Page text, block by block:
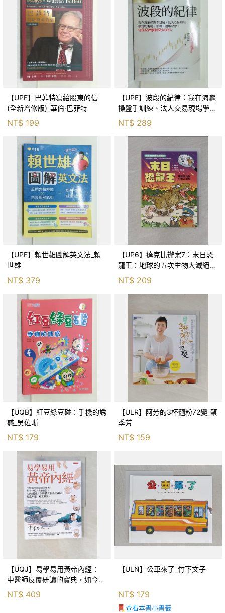
【UPE】巴菲特寫給股東的信
(全新增修版)_華倫‧巴菲特
NT$ 199
【UPE】波段的紀律：我在海龜
操盤手訓練、法人交易現場學到
的進場、加碼、退場紀律，守住
紀律獲利至少50％_雷老闆
NT$ 289
【UPE】賴世雄圖解英文法_賴
世雄
NT$ 379
【UP6】達克比辦案7：末日恐
龍王：地球的五次生物大滅絕_
胡妙芬
NT$ 209
【UQB】紅豆綠豆碰：手機的誘
惑_吳佐晰
NT$ 179
【ULR】阿芳的3杯麵粉72變_蔡
季芳
NT$ 159
【UQJ】易學易用黃帝內經：
中醫師反覆研讀的寶典，如今一
般人也能實踐。12條經絡、365
個穴位白話詳解，經之所過，病
NT$ 409
【ULN】公車來了_竹下文子
NT$ 179
查看本書小書籤